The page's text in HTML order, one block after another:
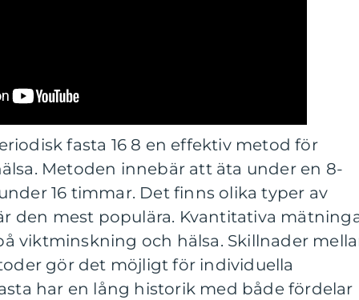
fasta 16 8 en effektiv metod för
Metoden innebär att äta under en 8-
16 timmar. Det finns olika typer av
den mest populära. Kvantitativa
viktminskning och hälsa. Skillnader
gör det möjligt för individuella
har en lång historik med både fördelar